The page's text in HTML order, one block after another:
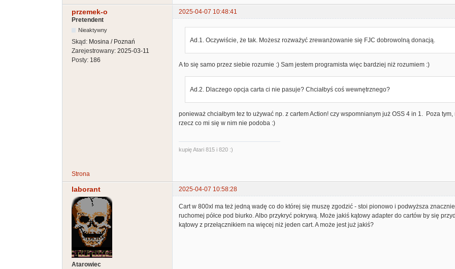
przemek-o
2025-04-07 10:48:41
Pretendent
Nieaktywny
Skąd: Mosina / Poznań
Zarejestrowany: 2025-03-11
Posty: 186
Ad.1. Oczywiście, że tak. Możesz rozważyć zrewanżowanie się FJC dobrowolną donacją.
A to się samo przez siebie rozumie :) Sam jestem programista więc bardziej niż rozumiem :)
Ad.2. Dlaczego opcja carta ci nie pasuje? Chciałbyś coś wewnętrznego?
ponieważ chciałbym tez to używać np. z cartem Action! czy wspomnianym już OSS 4 in 1. Poza
rzecz co mi się w nim nie podoba :)
kupię Atari 815 i 820 :)
Strona
laborant 2025-04-07 10:58:28
Atarowiec
Cart w 800xl ma też jedną wadę co do której się muszę zgodzić - stoi pionowo i podwyższa
ruchomej półce pod biurko. Albo przykryć pokrywą. Może jakiś kątowy adapter do cartów by się
kątowy z przełącznikiem na więcej niż jeden cart. A może jest już jakiś?